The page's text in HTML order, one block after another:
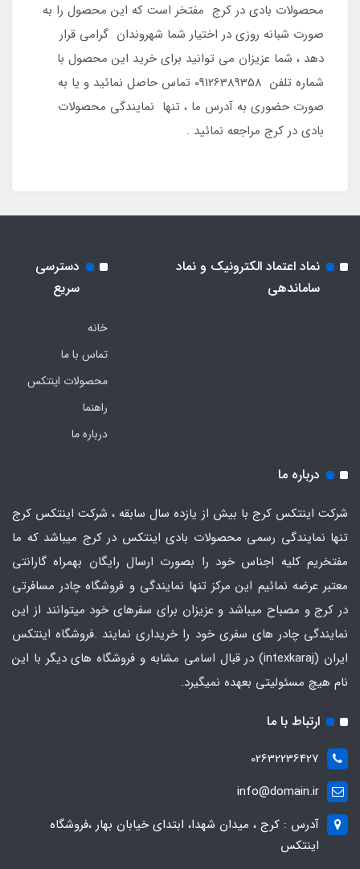
محصولات بادی در کرج مفتخر است که این محصول را به
صورت شبانه روزی در اختیار شما شهروندان گرامی قرار
دهد ، شما عزیزان می توانید برای خرید این محصول با
شماره تلفن 09126389358 تماس حاصل نمائید و یا به
صورت حضوری به آدرس ما ، تنها نمایندگی محصولات
بادی در کرج مراجعه نمائید .
نماد اعتماد الکترونیک و نماد
ساماندهی
دسترسی
سریع
خانه
تماس با ما
محصولات اینتکس
راهنما
درباره ما
درباره ما
شرکت اینتکس کرج با بیش از یازده سال سابقه ، شرکت اینتکس کرج
تنها نمایندگی رسمی محصولات بادی اینتکس در کرج میباشد که ما
مفتخریم کلیه اجناس خود را بصورت ارسال رایگان بهمراه گارانتی
معتبر عرضه نمائیم این مرکز تنها نمایندگی و فروشگاه چادر مسافرتی
در کرج و مصباح میباشد و عزیزان برای سفرهای خود میتوانند از این
نمایندگی چادر های سفری خود را خریداری نمایند .فروشگاه اینتکس
ایران
(intexkaraj) در قبال اسامی مشابه و فروشگاه های دیگر با این
نام هیچ مسئولیتی بعهده نمیگیرد.
ارتباط با ما
02632236427
info@domain.ir
آدرس : کرج ، میدان شهدا، ابتدای خیابان بهار ،فروشگاه
اینتکس